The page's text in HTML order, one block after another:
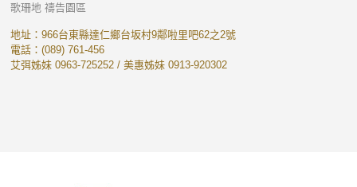
歌珊地 禱告園區
地址：966台東縣達仁鄉台坂村9鄰啦里吧62之2號
電話：(089) 761-456
艾弭姊妹 0963-725252 / 美惠姊妹 0913-920302